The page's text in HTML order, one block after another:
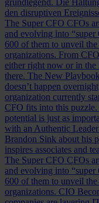
grundlegend. Die
den disruptiven
The Super CFO CFOs
and evolving into
600 of them to unveil
organizations. From
either right now or in the
there. The New
doesn’t happen
organization currently
CFO fits into this
potential is just as
with an Authentic Leader
Brandon Sink about his
inspires associates and
The Super CFO CFOs
and evolving into
600 of them to unveil
organizations. CIO